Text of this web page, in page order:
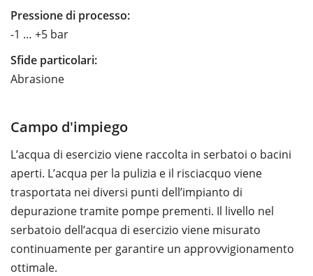
Pressione di processo:
-1 … +5 bar
Sfide particolari:
Abrasione
Campo d'impiego
L’acqua di esercizio viene raccolta in serbatoi o bacini
aperti. L’acqua per la pulizia e il risciacquo viene
trasportata nei diversi punti dell’impianto di
depurazione tramite pompe prementi. Il livello nel
serbatoio dell’acqua di esercizio viene misurato
continuamente per garantire un approvvigionamento
ottimale.